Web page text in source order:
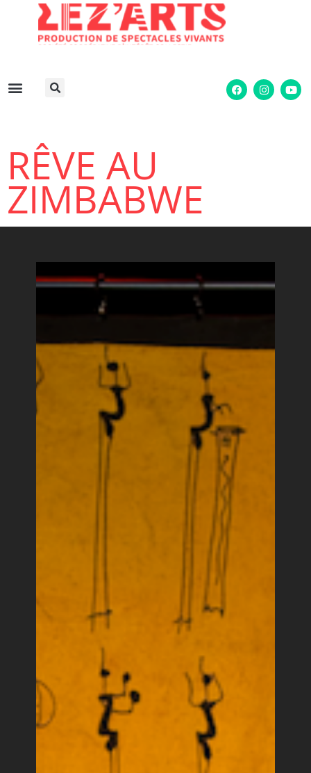
RÊVE AU
ZIMBABWE